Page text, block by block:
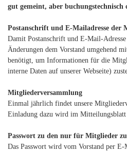
gut gemeint, aber buchungstechnisch
Postanschrift und E-Mailadresse der
Damit Postanschrift und E-Mail-
Änderungen dem Vorstand umgehend
benötigt, um Informationen für die
interne Daten auf unserer Webseite)
Mitgliederversammlung
Einmal jährlich findet unsere
Einladung dazu wird im
Passwort zu den nur für Mitglieder
Das Passwort wird vom Vorstand per